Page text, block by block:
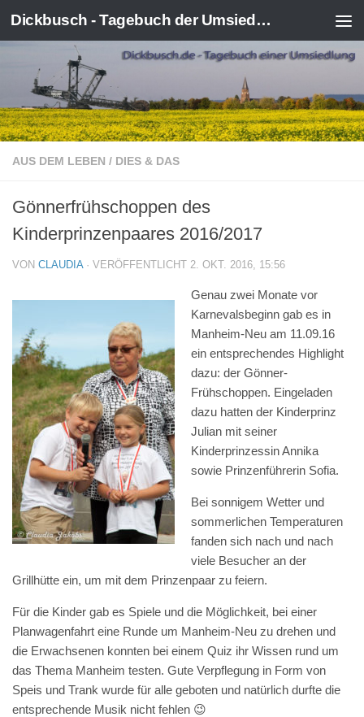
Zum Inhalt springen Dickbusch - Tagebuch der Umsiedlung von Kerpen-Manheim
AUS DEM LEBEN / DIES & DAS
Gönnerfrühschoppen des
Kinderprinzenpaares 2016/2017
VON CLAUDIA · VERÖFFENTLICHT 2. OKT. 2016, 15:56
Genau zwei Monate vor
Karnevalsbeginn gab es in
Manheim-Neu am 11.09.16
ein entsprechendes Highlight
dazu: der Gönner-
Frühschoppen. Eingeladen
dazu hatten der Kinderprinz
Julian mit seiner
Kinderprinzessin Annika
sowie Prinzenführerin Sofia.
Bei sonnigem Wetter und
sommerlichen Temperaturen
fanden sich nach und nach
viele Besucher an der
Grillhütte ein, um mit dem Prinzenpaar zu feiern.
Für die Kinder gab es Spiele und die Möglichkeit, bei einer
Planwagenfahrt eine Runde um Manheim-Neu zu drehen und
die Erwachsenen konnten bei einem Quiz ihr Wissen rund um
das Thema Manheim testen. Gute Verpflegung in Form von
Speis und Trank wurde für alle geboten und natürlich durfte die
entsprechende Musik nicht fehlen 😉